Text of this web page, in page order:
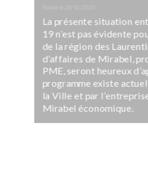
La présente situation
19 n’est pas évidente
de la région des
d’affaires de Mirabel,
PME, seront heureux
programme existe
la Ville et par
Mirabel économique.